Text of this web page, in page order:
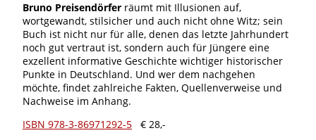
Bruno Preisendörfer räumt mit Illusionen auf,
wortgewandt, stilsicher und auch nicht ohne Witz; sein
Buch ist nicht nur für alle, denen das letzte Jahrhundert
noch gut vertraut ist, sondern auch für Jüngere eine
exzellent informative Geschichte wichtiger historischer
Punkte in Deutschland. Und wer dem nachgehen
möchte, findet zahlreiche Fakten, Quellenverweise und
Nachweise im Anhang.
ISBN 978-3-86971292-5 € 28,-